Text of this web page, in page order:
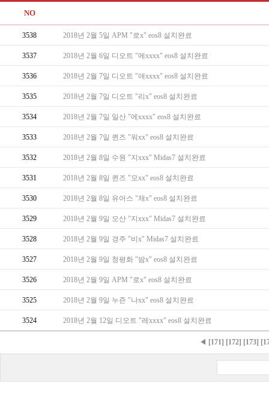
NO
3538 2018년 2월 5일 APM "로x" eos8 설치완료
3537 2018년 2월 6일 디오트 "메xxxx" eos8 설치완료
3536 2018년 2월 7일 디오트 "애xxxx" eos8 설치완료
3535 2018년 2월 7일 디오트 "리x" eos8 설치완료
3534 2018년 2월 7일 일산 "에xxxx" eos8 설치완료
3533 2018년 2월 7일 퀸즈 "워xx" eos8 설치완료
3532 2018년 2월 8일 수원 "지xxx" Midas7 설치완료
3531 2018년 2월 8일 퀸즈 "모xx" eos8 설치완료
3530 2018년 2월 8일 유어스 "채x" eos8 설치완료
3529 2018년 2월 9일 오산 "지xxx" Midas7 설치완료
3528 2018년 2월 9일 경주 "비x" Midas7 설치완료
3527 2018년 2월 9일 청평화 "밤x" eos8 설치완료
3526 2018년 2월 9일 APM "로x" eos8 설치완료
3525 2018년 2월 9일 누죤 "나xx" eos8 설치완료
3524 2018년 2월 12일 디오트 "레xxxx" eos8 설치완료
◀ [171] [172] [173]